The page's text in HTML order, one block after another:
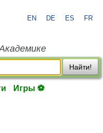
EN DE ES FR
Найти!
Игры ⚽